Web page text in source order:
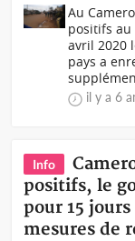
Au
positifs au
avril 2020
pays a
il y a 6
Info
positifs, le
pour 15
mesures de